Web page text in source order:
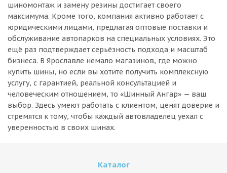
шиномонтаж и замену резины достигает своего
максимума. Кроме того, компания активно работает с
юридическими лицами, предлагая оптовые поставки и
обслуживание автопарков на специальных условиях. Это
ещё раз подтверждает серьёзность подхода и масштаб
бизнеса. В Ярославле немало магазинов, где можно
купить шины, но если вы хотите получить комплексную
услугу, с гарантией, реальной консультацией и
человеческим отношением, то «Шинный Ангар» — ваш
выбор. Здесь умеют работать с клиентом, ценят доверие и
стремятся к тому, чтобы каждый автовладелец уехал с
уверенностью в своих шинах.
Каталог